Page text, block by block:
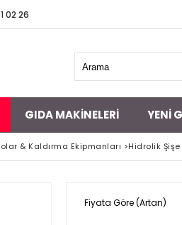
441 02 26 5000 TL
GIDA MAKINELERI YENİ
& Kaldırma Ekipmanları >Hidrolik
Fiyata Göre (Artan)